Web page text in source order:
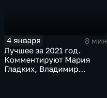
4 января
8 мин
Лучшее за 2021 год.
Комментируют Мария
Гладких, Владимир